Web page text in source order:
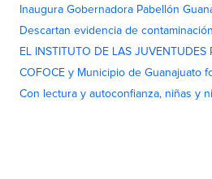
Inaugura Gobernadora Pabellón
Descartan evidencia de
EL INSTITUTO DE LAS
COFOCE y Municipio de Guanajuato
Con lectura y autoconfianza, niñas y